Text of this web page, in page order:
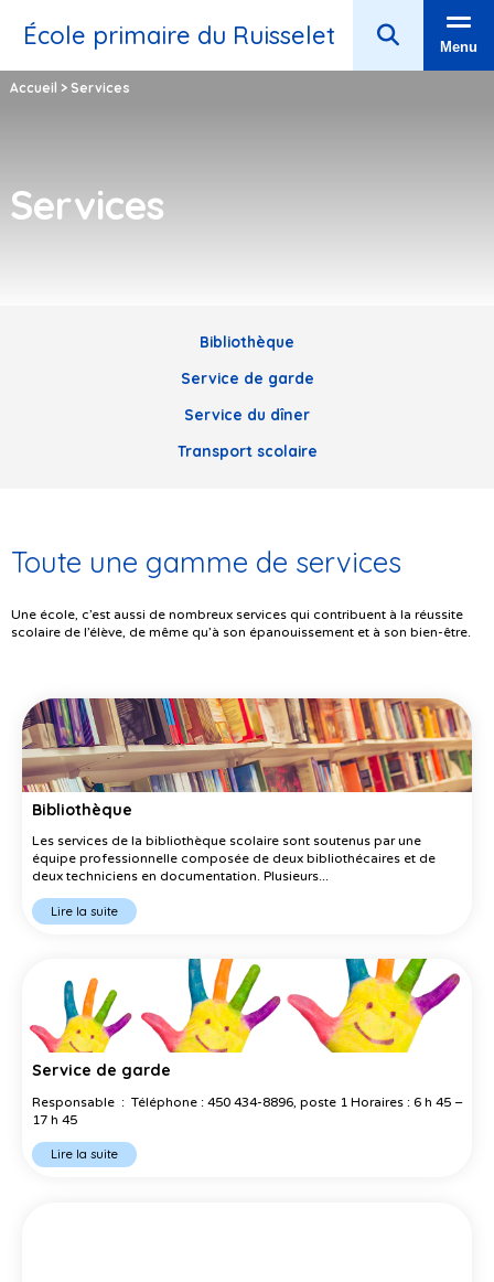
École primaire du Ruisselet Menu
Accueil > Services
Services
Bibliothèque
Service de garde
Service du dîner
Transport scolaire
Toute une gamme de services
Une école, c’est aussi de nombreux services qui contribuent à la réussite
scolaire de l’élève, de même qu’à son épanouissement et à son bien-être.
Bibliothèque
Les services de la bibliothèque scolaire sont soutenus par une
équipe professionnelle composée de deux bibliothécaires et de
deux techniciens en documentation. Plusieurs...
Lire la suite
Service de garde
Responsable : Téléphone : 450 434-8896, poste 1 Horaires : 6 h 45 –
17 h 45
Lire la suite